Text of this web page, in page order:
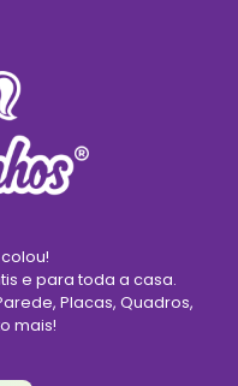
e para toda a casa.
Placas, Quadros,
mais!